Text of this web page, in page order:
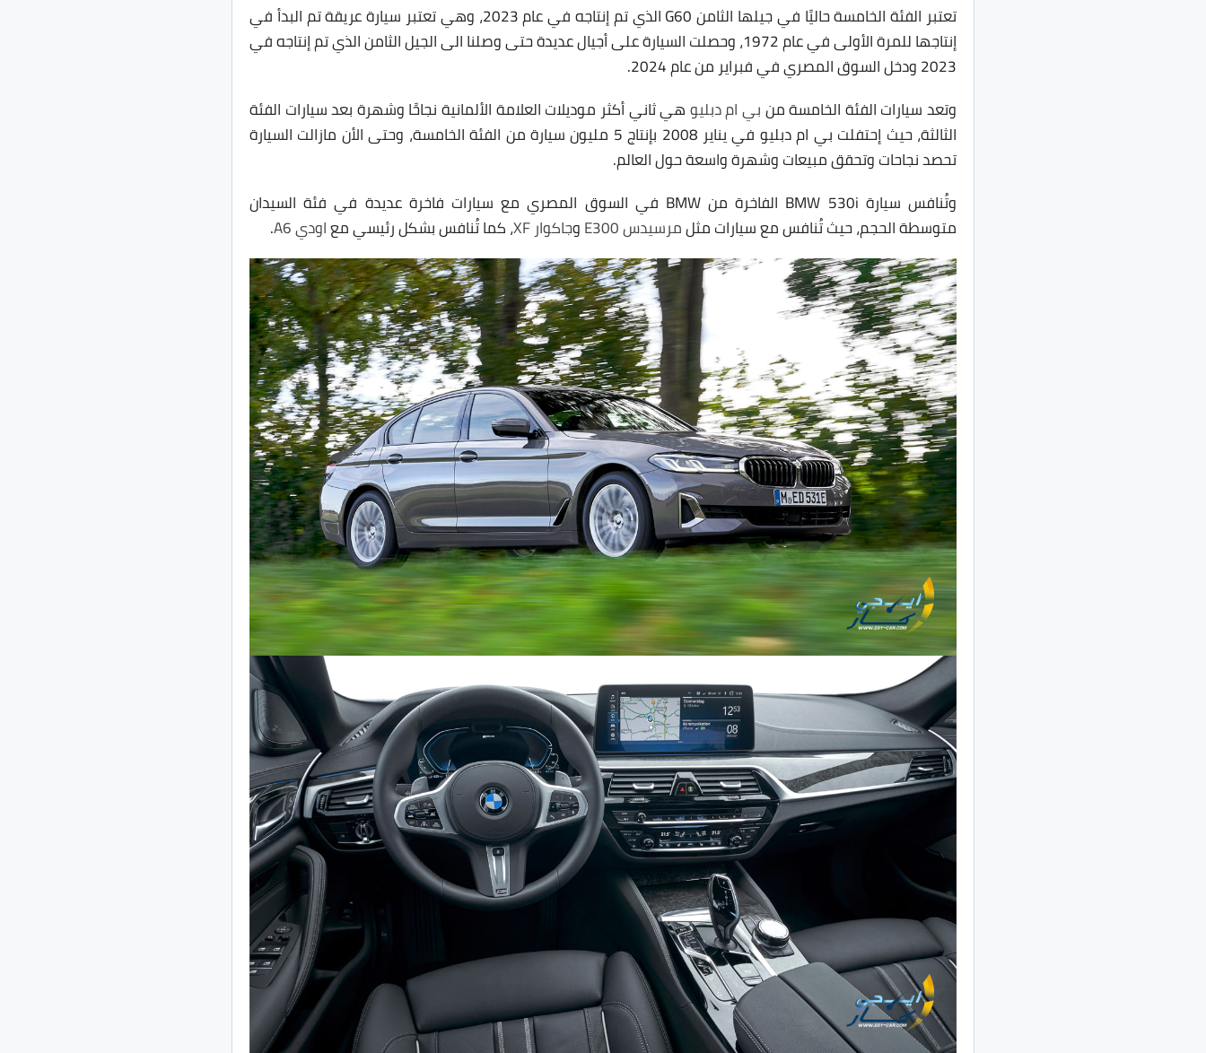
تعتبر الفئة الخامسة حاليًا في جيلها الثامن G60 الذي تم إنتاجه في عام 2023، وهي تعتبر سيارة عريقة تم البدأ في
إنتاجها للمرة الأولى في عام 1972، وحصلت السيارة على أجيال عديدة حتى وصلنا الى الجيل الثامن الذي تم إنتاجه في
2023 ودخل السوق المصري في فبراير من عام 2024.
وتعد سيارات الفئة الخامسة منبي ام دبليوهي ثاني أكثر موديلات العلامة الألمانية نجاحًا وشهرة بعد سيارات الفئة
الثالثة، حيث إحتفلت بي ام دبليو في يناير 2008 بإنتاج 5 مليون سيارة من الفئة الخامسة، وحتى الأن مازالت السيارة
تحصد نجاحات وتحقق مبيعات وشهرة واسعة حول العالم.
وتُنافس سيارة BMW 530i الفاخرة من BMW في السوق المصري مع سيارات فاخرة عديدة في فئة السيدان
متوسطة الحجم، حيث تُنافس مع سيارات مثلمرسيدس E300 وجاكوار XF ، كما تُنافس بشكل رئيسي معاودي A6 .